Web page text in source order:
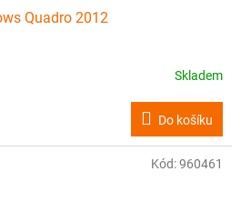
Quadro 2012
Skladem
Do košíku
Kód:960461